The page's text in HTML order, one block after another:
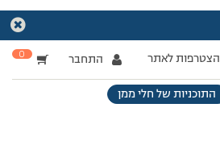
הצטרפות לאתר התחבר 0
התוכניות של חלי ממן